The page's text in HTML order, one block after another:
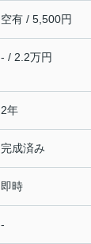
空有 / 5,500円
- / 2.2万円
2年
完成済み
即時
-